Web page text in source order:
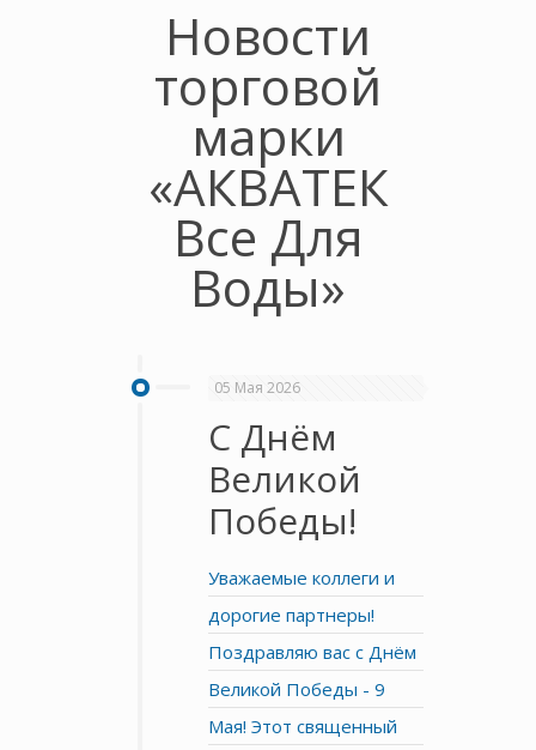
Новости
торговой
марки
«АКВАТЕК
Все Для
Воды»
05 Мая 2026
C Днём
Великой
Победы!
Уважаемые коллеги и
дорогие партнеры!
Поздравляю вас с Днём
Великой Победы - 9
Мая! Этот священный